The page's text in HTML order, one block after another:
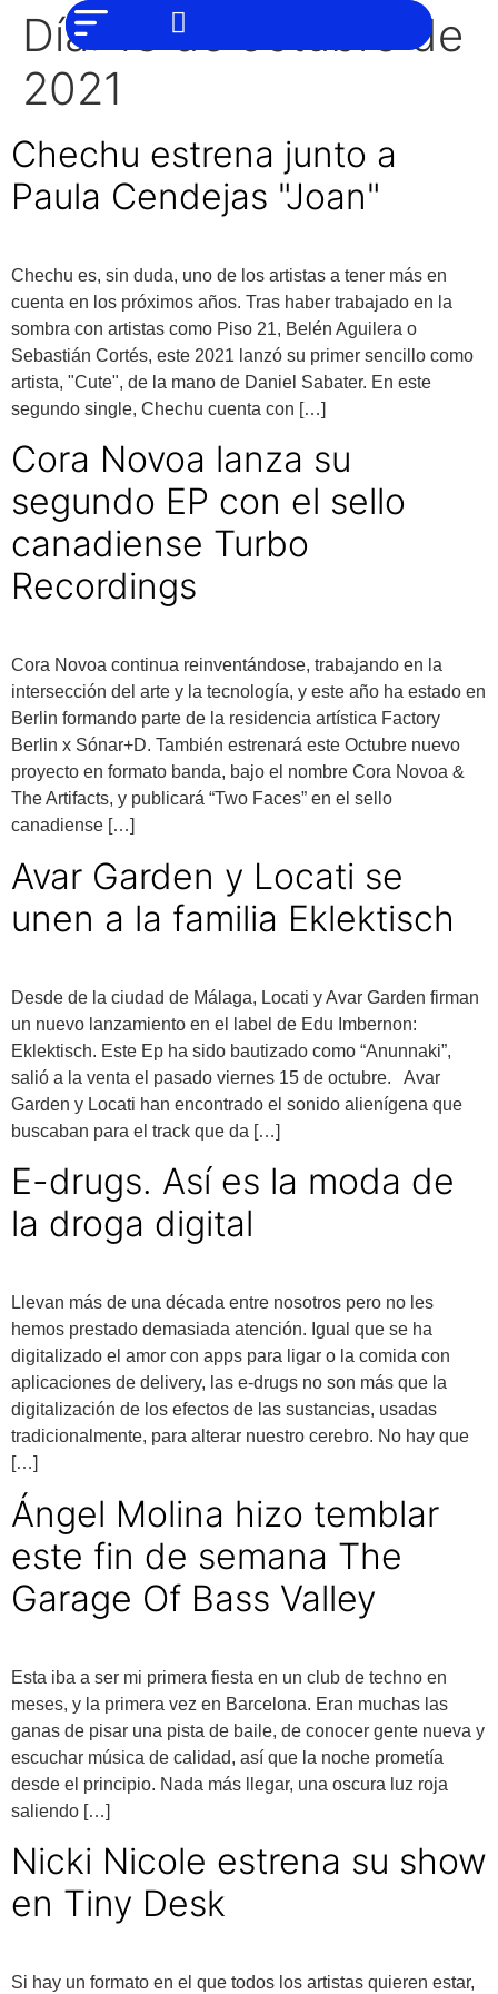
Foodie
Cultura
series
Barras
Del
Mes
Música
PERO IGUAL
Día:18 de octubre de
2021
Chechu estrena junto a
Paula Cendejas "Joan"
Chechu es, sin duda, uno de los artistas a tener más en
cuenta en los próximos años. Tras haber trabajado en la
sombra con artistas como Piso 21, Belén Aguilera o
Sebastián Cortés, este 2021 lanzó su primer sencillo como
artista, "Cute", de la mano de Daniel Sabater. En este
segundo single, Chechu cuenta con […]
Cora Novoa lanza su
segundo EP con el sello
canadiense Turbo
Recordings
Cora Novoa continua reinventándose, trabajando en la
intersección del arte y la tecnología, y este año ha estado en
Berlin formando parte de la residencia artística Factory
Berlin x Sónar+D. También estrenará este Octubre nuevo
proyecto en formato banda, bajo el nombre Cora Novoa &
The Artifacts, y publicará “Two Faces” en el sello
canadiense […]
Avar Garden y Locati se
unen a la familia Eklektisch
Desde de la ciudad de Málaga, Locati y Avar Garden firman
un nuevo lanzamiento en el label de Edu Imbernon:
Eklektisch. Este Ep ha sido bautizado como “Anunnaki”,
salió a la venta el pasado viernes 15 de octubre. Avar
Garden y Locati han encontrado el sonido alienígena que
buscaban para el track que da […]
E-drugs. Así es la moda de
la droga digital
Llevan más de una década entre nosotros pero no les
hemos prestado demasiada atención. Igual que se ha
digitalizado el amor con apps para ligar o la comida con
aplicaciones de delivery, las e-drugs no son más que la
digitalización de los efectos de las sustancias, usadas
tradicionalmente, para alterar nuestro cerebro. No hay que
[…]
Ángel Molina hizo temblar
este fin de semana The
Garage Of Bass Valley
Esta iba a ser mi primera fiesta en un club de techno en
meses, y la primera vez en Barcelona. Eran muchas las
ganas de pisar una pista de baile, de conocer gente nueva y
escuchar música de calidad, así que la noche prometía
desde el principio. Nada más llegar, una oscura luz roja
saliendo […]
Nicki Nicole estrena su show
en Tiny Desk
Si hay un formato en el que todos los artistas quieren estar,